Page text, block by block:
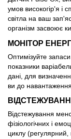
умов високогір'я і
світла на ваш
організм засвоює
МОНІТОР
Оптимізуйте
показники
дані, для
ви до
Відстежування
фізіологічних і
циклу